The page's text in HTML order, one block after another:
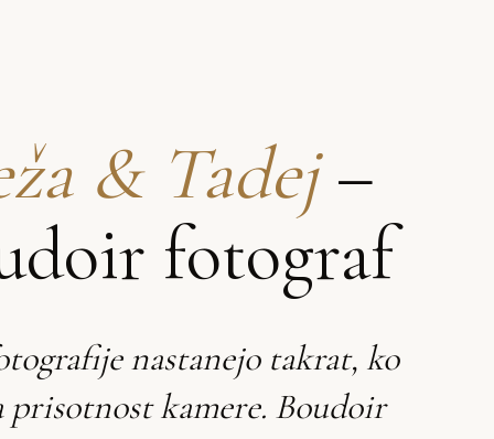
& Tadej–
fotograf
nastanejo takrat, ko
prisotnost kamere. Boudoir